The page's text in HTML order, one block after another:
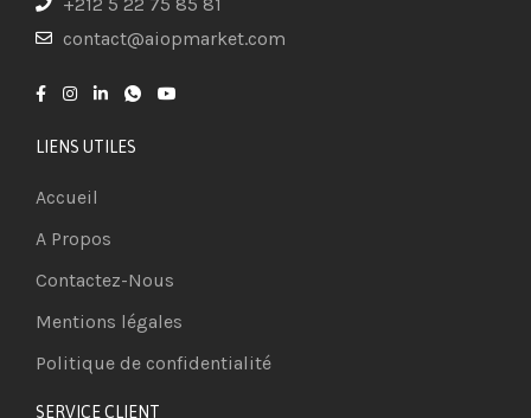
contact@aiopmarket.com
LIENS UTILES
Accueil
A Propos
Contactez-Nous
Mentions légales
Politique de confidentialité
SERVICE CLIENT